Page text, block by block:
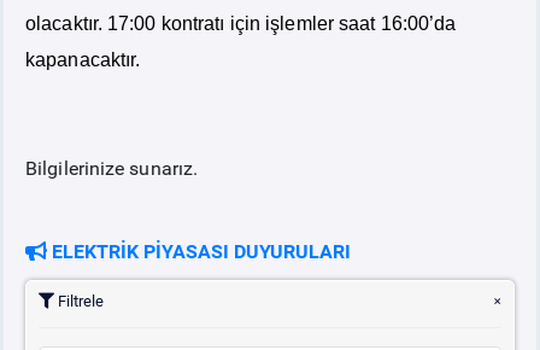
SERBEST TÜKETİCİ
DUYURULAR
olacaktır. 17:00 kontratı için işlemler saat 16:00’da
kapanacaktır.
Bilgilerinize sunarız.
ELEKTRİK PİYASASI DUYURULARI
Filtrele